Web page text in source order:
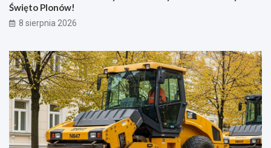
Święto Plonów!
8 sierpnia 2026